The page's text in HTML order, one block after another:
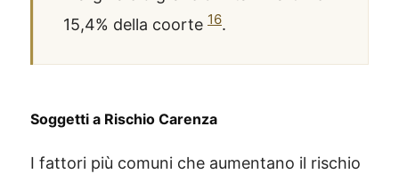
15,4% della coorte 16.
Soggetti a Rischio Carenza
I fattori più comuni che aumentano il rischio